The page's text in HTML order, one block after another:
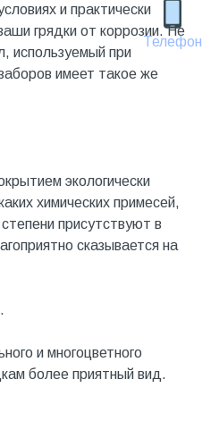
Телефон
и практически
грядки от коррозии. Не
используемый при
имеет такое же
экологически
химических примесей,
присутствуют в
сказывается на
и многоцветного
более приятный вид.